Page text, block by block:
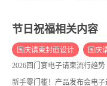
节日祝福相关内容
国庆请柬封面设计 国庆
中秋请柬怎么写 范文 国